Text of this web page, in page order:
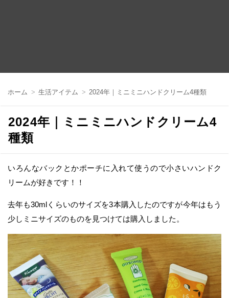
ン
ホーム 生活アイテム 2024年｜ミニミニハンドクリーム4種類
2024年｜ミニミニハンドクリーム4
種類
いろんなバックとかポーチに入れて使うので小さいハンドク
リームが好きです！！
去年も30mlくらいのサイズを3本購入したのですが今年はもう
少しミニサイズのものを見つけては購入しました。